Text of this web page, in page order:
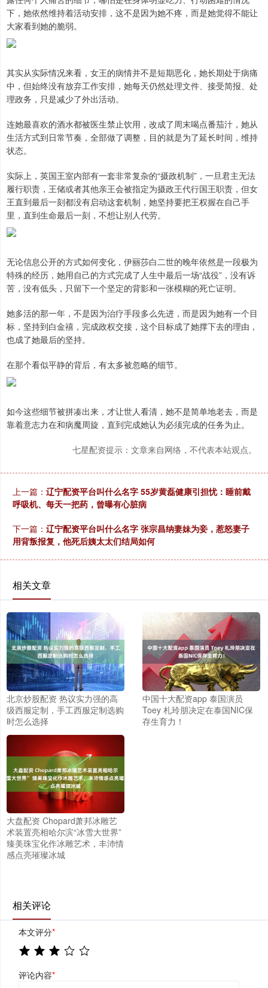
下，她依然维持着活动安排，这不是因为她不疼，而是她觉得不能让
大家看到她的脆弱。
其实从实际情况来看，女王的病情并不是短期恶化，她长期处于病痛
中，但始终没有放弃工作安排，她每天仍然处理文件、接受简报、处
理政务，只是减少了外出活动。
连她最喜欢的酒水都被医生禁止饮用，改成了周末喝点番茄汁，她从
生活方式到日常节奏，全部做了调整，目的就是为了延长时间，维持
状态。
实际上，英国王室内部有一套非常复杂的“摄政机制”，一旦君主无法
履行职责，王储或者其他亲王会被指定为摄政王代行国王职责，但女
王直到最后一刻都没有启动这套机制，她坚持要把王权握在自己手
里，直到生命最后一刻，不想让别人代劳。
无论信息公开的方式如何变化，伊丽莎白二世的晚年依然是一段极为
特殊的经历，她用自己的方式完成了人生中最后一场“战役”，没有诉
苦，没有低头，只留下一个坚定的背影和一张模糊的死亡证明。
她多活的那一年，不是因为治疗手段多么先进，而是因为她有一个目
标，坚持到白金禧，完成政权交接，这个目标成了她撑下去的理由，
也成了她最后的坚持。
在那个看似平静的背后，有太多被忽略的细节。
如今这些细节被拼凑出来，才让世人看清，她不是简单地老去，而是
靠着意志力在和病魔周旋，直到完成她认为必须完成的任务为止。
七星配资提示：文章来自网络，不代表本站观点。
上一篇： 辽宁配资平台叫什么名字 55岁黄磊健康引担忧：睡前戴
呼吸机、每天一把药，曾曝有心脏病
下一篇： 辽宁配资平台叫什么名字 张宗昌纳妻妹为妾，惹怒妻子
用背叛报复，他死后姨太太们结局如何
相关文章
北京炒股配资 热议实力强的高
级西服定制，手工西服定制选购
时怎么选择
中国十大配资app 泰国演员
Toey 札玲朋决定在泰国NIC保
存生育力！
大盘配资 Chopard萧邦冰雕艺
术装置亮相哈尔滨“冰雪大世界”
臻美珠宝化作冰雕艺术，丰沛情
感点亮璀璨冰城
相关评论
本文评分*
评论内容*